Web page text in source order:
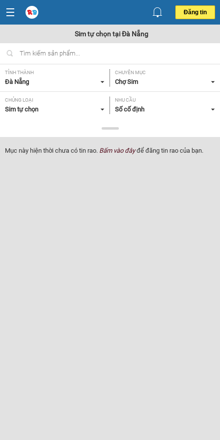
Đăng tin
Sim tự chọn tại Đà Nẵng
TỈNH THÀNH
Đà Nẵng
CHUYÊN MỤC
Chợ Sim
CHỦNG LOẠI
Sim tự chọn
NHU CẦU
Số cố định
Tất cả
Mục này hiện thời chưa có tin rao. Bấm vào đâyđể đăng tin rao của bạn.